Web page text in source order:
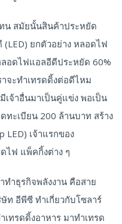
ทน สมัยนั้นสินค้าประหยัด
ยกตัวอย่าง หลอดไฟ
อดไฟแอลอีดีประหยัด 60%
จะทำเทรดดิ้งต่อดีไหม
เจ้าอื่นมาเป็นคู่แข่ง พอเป็น
ะเบียน 200 ล้านบาท สร้าง
LED) เจ้าแรกของ
ไฟ แพ็คกิ้งต่าง ๆ
ทำธุรกิจพลังงาน คือสาย
ท อีพีซี ทำเกี่ยวกับโซลาร์
เทรดดิ้งอาหาร มาทำเทรด